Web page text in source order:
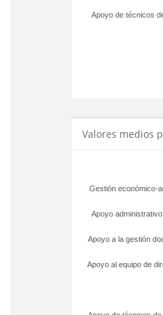
Apoyo de técnicos
Valores medios
Apoyo al equipo de
Apoyo a la gestión
Apoyo
Gestión económico-